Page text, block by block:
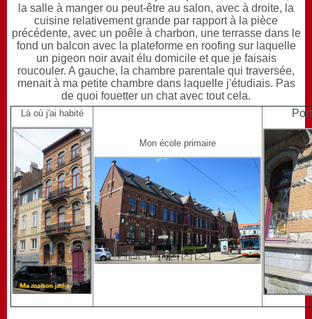
la salle à manger ou peut-être au salon, avec à droite, la
cuisine relativement grande par rapport à la pièce
précédente, avec un poêle à charbon, une terrasse dans le
fond un balcon avec la plateforme en roofing sur laquelle
un pigeon noir avait élu domicile et que je faisais
roucouler. A gauche, la chambre parentale qui traversée,
menait à ma petite chambre dans laquelle j'étudiais. Pas
de quoi fouetter un chat avec tout cela.
Là où j'ai habité
Mon école primaire